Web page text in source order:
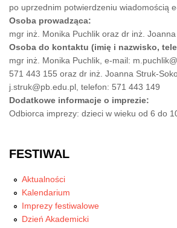
po uprzednim potwierdzeniu wiadomością
Osoba prowadząca:
mgr inż. Monika Puchlik oraz dr inż. Joanna
Osoba do kontaktu (imię i nazwisko,
mgr inż. Monika Puchlik, e-mail:
571 443 155 oraz dr inż. Joanna Struk-
j.struk@pb.edu.pl, telefon: 571 443 149
Dodatkowe informacje o imprezie:
Odbiorca imprezy: dzieci w wieku od 6 do
FESTIWAL
Aktualności
Kalendarium
Imprezy festiwalowe
Dzień Akademicki